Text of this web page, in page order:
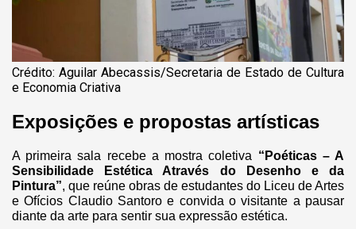
Crédito: Aguilar Abecassis/Secretaria de Estado de Cultura
e Economia Criativa
Exposições e propostas artísticas
A primeira sala recebe a mostra coletiva “Poéticas – A
Sensibilidade Estética Através do Desenho e da
Pintura”, que reúne obras de estudantes do Liceu de Artes
e Ofícios Claudio Santoro e convida o visitante a pausar
diante da arte para sentir sua expressão estética.